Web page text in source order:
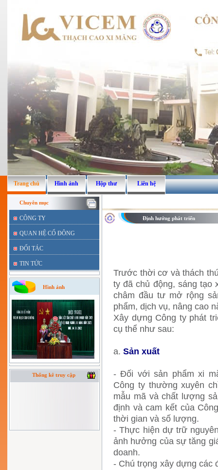
Trang chủ Hình ảnh Hộp thư Liên hệ
Chuyên mục
CÔNG TY
QUAN HỆ CỔ ĐÔNG
ĐỐI TÁC
TIN TỨC
Hình ảnh
Thống kê truy cập
Định hướng phát triển
Trước thời cơ và thách
ty đã chủ động, sáng tạo
châm đầu tư mở rộng
phẩm, dịch vụ, nâng cao
Xây dựng Công ty phát
cụ thể như sau:
a. Sản xuất
- Đối với sản phẩm xi
Công ty thường xuyên
mẫu mã và chất lượng
định và cam kết của
thời gian và số lượng.
- Thực hiện dự trữ
ảnh hưởng của sự tăng
doanh.
- Chú trọng xây dựng các